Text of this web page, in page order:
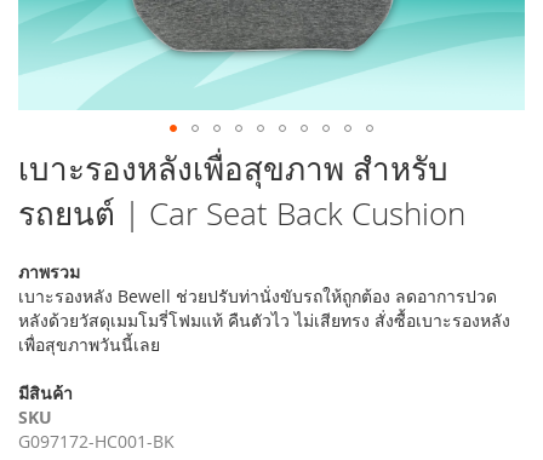
ข้าม
ไป
ที่
ส่วน
ต้น
ของ
แกล
เลอ
รูปภาพ
เบาะรองหลังเพื่อสุขภาพ สำหรับ
รถยนต์ | Car Seat Back Cushion
ภาพรวม
เบาะรองหลัง Bewell ช่วยปรับท่านั่งขับรถให้ถูกต้อง ลดอาการปวด
หลังด้วยวัสดุเมมโมรี่โฟมแท้ คืนตัวไว ไม่เสียทรง สั่งซื้อเบาะรองหลัง
เพื่อสุขภาพวันนี้เลย
มีสินค้า
SKU
G097172-HC001-BK